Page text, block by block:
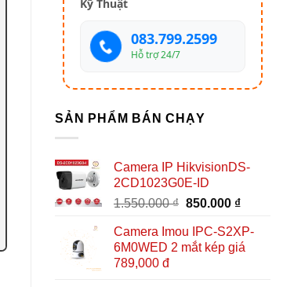
Kỹ Thuật
083.799.2599
Hỗ trợ 24/7
SẢN PHẨM BÁN CHẠY
Camera IP HikvisionDS-
2CD1023G0E-ID
1.550.000₫ Giá
là:
1.550.000 ₫.
850.000 ₫Giá
tại
là:
Camera Imou IPC-S2XP-
6M0WED 2 mắt kép giá
789,000 đ